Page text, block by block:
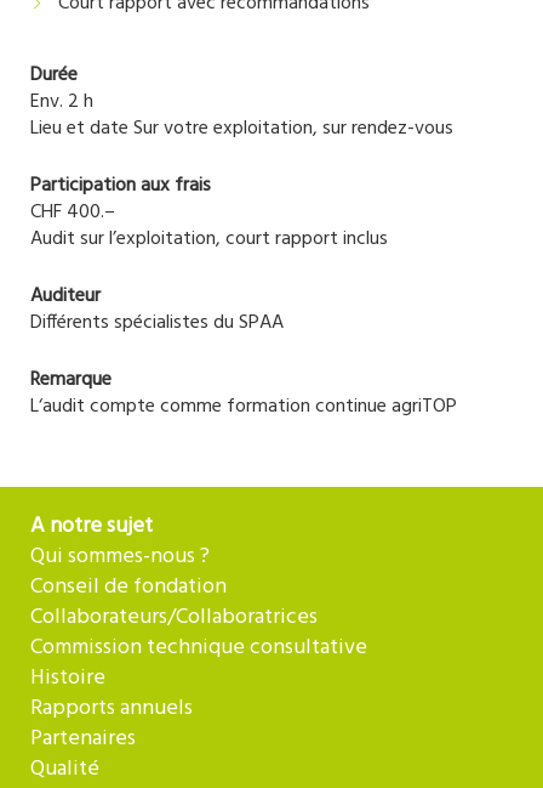
Durée
Env. 2 h
Lieu et date Sur votre exploitation, sur rendez-vous
Participation aux frais
CHF 400.–
Audit sur l’exploitation, court rapport inclus
Auditeur
Différents spécialistes du SPAA
Remarque
L‘audit compte comme formation continue agriTOP
A notre sujet
Qui sommes-nous ?
Conseil de fondation
Collaborateurs/Collaboratrices
Commission technique consultative
Histoire
Rapports annuels
Partenaires
Qualité